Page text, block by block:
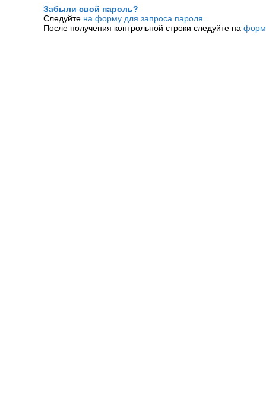
Забыли свой пароль?
Следуйте на форму для запроса пароля.
После получения контрольной строки следуйте на